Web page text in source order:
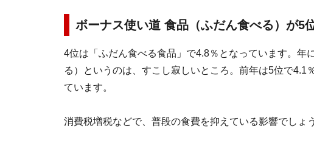
ボーナス使い道 食品（ふだん食べる）が5
4位は「ふだん食べる食品」で4.8％となっています。年
る）というのは、すこし寂しいところ。前年は5位で4.1
ています。
消費税増税などで、普段の食費を抑えている影響でしょ